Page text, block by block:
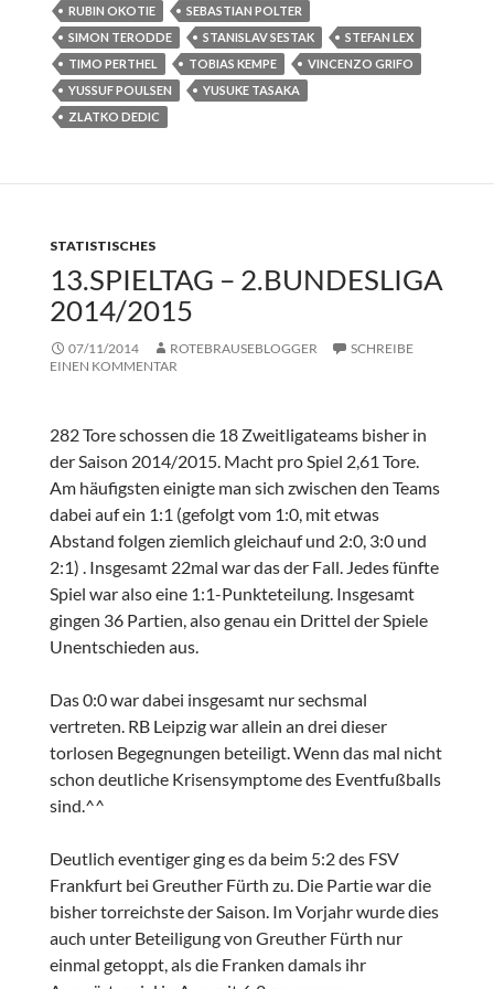
RUBIN OKOTIE
SEBASTIAN POLTER
SIMON TERODDE
STANISLAV SESTAK
STEFAN LEX
TIMO PERTHEL
TOBIAS KEMPE
VINCENZO GRIFO
YUSSUF POULSEN
YUSUKE TASAKA
ZLATKO DEDIC
STATISTISCHES
13.SPIELTAG – 2.BUNDESLIGA
2014/2015
07/11/2014 ROTEBRAUSEBLOGGER
SCHREIBE
EINEN KOMMENTAR
282 Tore schossen die 18 Zweitligateams bisher in
der Saison 2014/2015. Macht pro Spiel 2,61 Tore.
Am häufigsten einigte man sich zwischen den Teams
dabei auf ein 1:1 (gefolgt vom 1:0, mit etwas
Abstand folgen ziemlich gleichauf und 2:0, 3:0 und
2:1) . Insgesamt 22mal war das der Fall. Jedes fünfte
Spiel war also eine 1:1-Punkteteilung. Insgesamt
gingen 36 Partien, also genau ein Drittel der Spiele
Unentschieden aus.
Das 0:0 war dabei insgesamt nur sechsmal
vertreten. RB Leipzig war allein an drei dieser
torlosen Begegnungen beteiligt. Wenn das mal nicht
schon deutliche Krisensymptome des Eventfußballs
sind.^^
Deutlich eventiger ging es da beim 5:2 des FSV
Frankfurt bei Greuther Fürth zu. Die Partie war die
bisher torreichste der Saison. Im Vorjahr wurde dies
auch unter Beteiligung von Greuther Fürth nur
einmal getoppt, als die Franken damals ihr